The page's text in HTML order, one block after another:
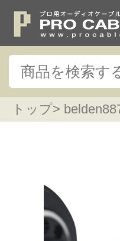
トップ>